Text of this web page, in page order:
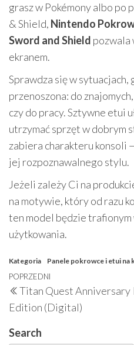
grasz w Pokémony albo po
& Shield, Nintendo
Sword and Shield pozwala
ekranem.
Sprawdza się w sytuacjach,
przenoszona: do
czy do pracy. Sztywne etui
utrzymać sprzęt w dobrym
zabiera charakteru konsoli
jej rozpoznawalnego stylu.
Jeżeli zależy Ci na
na motywie, który od razu
ten model będzie
użytkowania.
Kategoria Panele pokrowce i etui na
Nawigacja
wpisu
Poprzedni
wpis
POPRZEDNI
Titan Quest Anniversary
Edition (Digital)
Search